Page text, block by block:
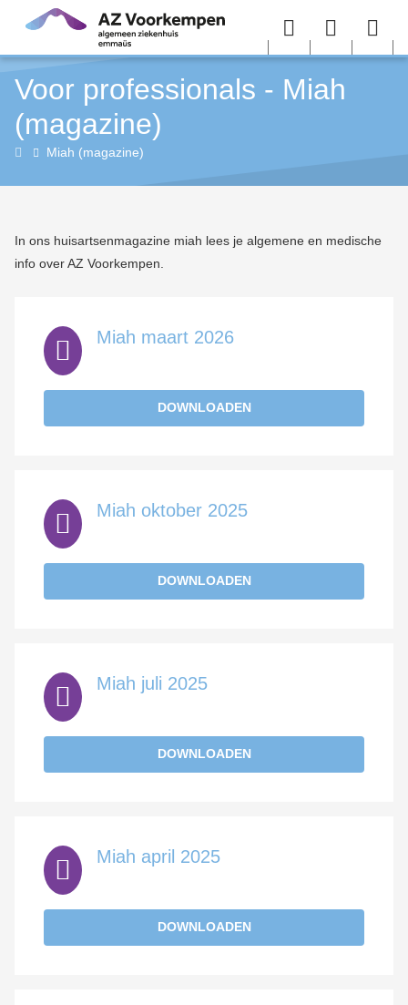
Overslaan en naar de inhoud gaan
Menu User
menu
Voor professionals - Miah
(magazine)
VoorMiah (magazine)
In ons huisartsenmagazine miah lees je algemene en medische
info over AZ Voorkempen.
Miah maart 2026
DOWNLOADEN
Miah oktober 2025
DOWNLOADEN
Miah juli 2025
DOWNLOADEN
Miah april 2025
DOWNLOADEN